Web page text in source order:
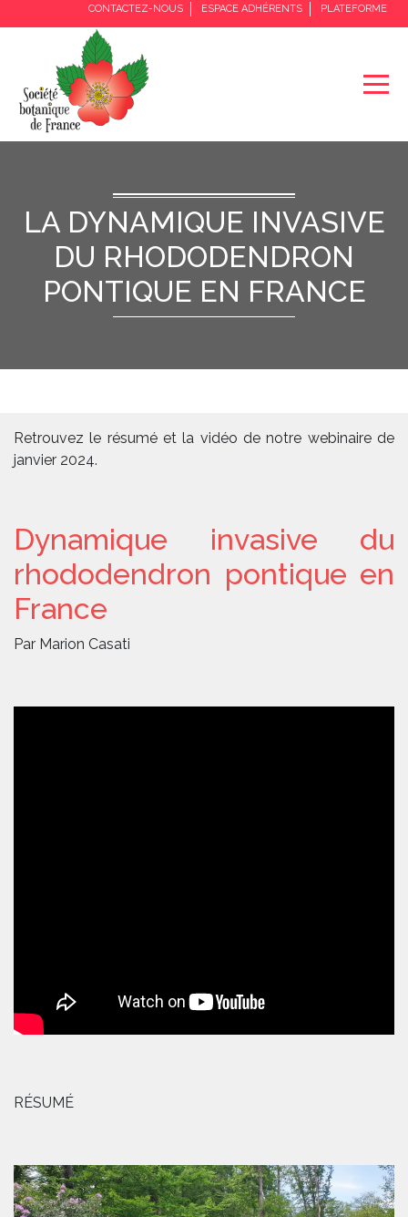
CONTACTEZ-NOUS ESPACE ADHÉRENTS PLATEFORME
LA DYNAMIQUE INVASIVE
DU RHODODENDRON
PONTIQUE EN FRANCE
Retrouvez le résumé et la vidéo de notre webinaire de
janvier 2024.
Dynamique invasive du
rhododendron pontique en
France
Par Marion Casati
RÉSUMÉ